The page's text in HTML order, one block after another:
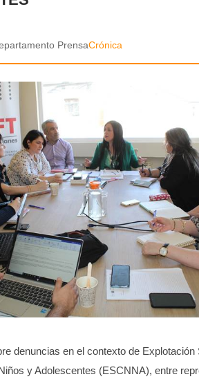
PrensaCrónica
denuncias en el contexto de Explotación
y Adolescentes (ESCNNA), entre